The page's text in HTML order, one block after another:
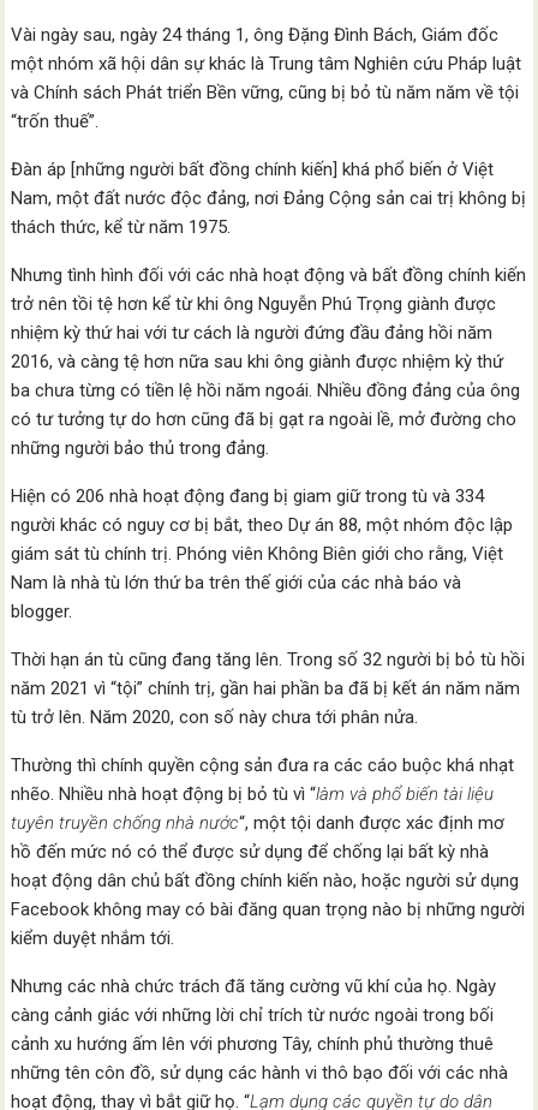
Vài ngày sau, ngày 24 tháng 1, ông Đặng Đình Bách, Giám đốc
một nhóm xã hội dân sự khác là Trung tâm Nghiên cứu Pháp luật
và Chính sách Phát triển Bền vững, cũng bị bỏ tù năm năm về tội
“trốn thuế”.
Đàn áp [những người bất đồng chính kiến] khá phổ biến ở Việt
Nam, một đất nước độc đảng, nơi Đảng Cộng sản cai trị không bị
thách thức, kể từ năm 1975.
Nhưng tình hình đối với các nhà hoạt động và bất đồng chính kiến
trở nên tồi tệ hơn kể từ khi ông Nguyễn Phú Trọng giành được
nhiệm kỳ thứ hai với tư cách là người đứng đầu đảng hồi năm
2016, và càng tệ hơn nữa sau khi ông giành được nhiệm kỳ thứ
ba chưa từng có tiền lệ hồi năm ngoái. Nhiều đồng đảng của ông
có tư tưởng tự do hơn cũng đã bị gạt ra ngoài lề, mở đường cho
những người bảo thủ trong đảng.
Hiện có 206 nhà hoạt động đang bị giam giữ trong tù và 334
người khác có nguy cơ bị bắt, theo Dự án 88, một nhóm độc lập
giám sát tù chính trị. Phóng viên Không Biên giới cho rằng, Việt
Nam là nhà tù lớn thứ ba trên thế giới của các nhà báo và
blogger.
Thời hạn án tù cũng đang tăng lên. Trong số 32 người bị bỏ tù hồi
năm 2021 vì “tội” chính trị, gần hai phần ba đã bị kết án năm năm
tù trở lên. Năm 2020, con số này chưa tới phân nửa.
Thường thì chính quyền cộng sản đưa ra các cáo buộc khá nhạt
nhẽo. Nhiều nhà hoạt động bị bỏ tù vì “làm và phổ biến tài liệu
tuyên truyền chống nhà nước“, một tội danh được xác định mơ
hồ đến mức nó có thể được sử dụng để chống lại bất kỳ nhà
hoạt động dân chủ bất đồng chính kiến nào, hoặc người sử dụng
Facebook không may có bài đăng quan trọng nào bị những người
kiểm duyệt nhắm tới.
Nhưng các nhà chức trách đã tăng cường vũ khí của họ. Ngày
càng cảnh giác với những lời chỉ trích từ nước ngoài trong bối
cảnh xu hướng ấm lên với phương Tây, chính phủ thường thuê
những tên côn đồ, sử dụng các hành vi thô bạo đối với các nhà
hoạt động, thay vì bắt giữ họ. “Lạm dụng các quyền tự do dân